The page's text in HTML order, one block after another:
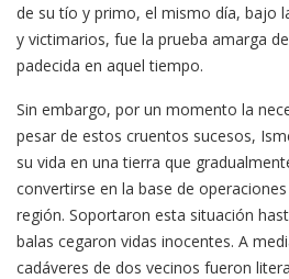
de su tío y primo, el mismo día, bajo
y victimarios, fue la prueba amarga
padecida en aquel tiempo.
Sin embargo, por un momento la
pesar de estos cruentos sucesos,
su vida en una tierra que
convertirse en la base de
región. Soportaron esta situación
balas cegaron vidas inocentes. A
cadáveres de dos vecinos fueron